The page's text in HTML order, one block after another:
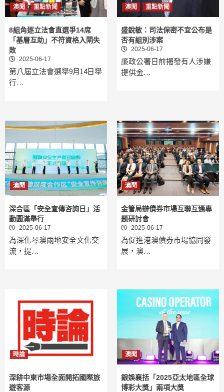
澳聞 重點新聞
8組角逐立法會直選爭14席
「基層互助」不符資格入閘失
敗
2025-06-17
第八屆立法會選舉9月14日舉
行…
澳聞 重點新聞
盛銳敏：司法保密不宜公布是
否有組別涉案
2025-06-17
廉政公署日前揭發有人涉嫌
提供金…
澳聞
深合區「安全宣傳咨詢日」活
動圓滿舉行
2025-06-17
為深化琴澳兩地安全文化交
流，提…
澳聞
金管局辦債券市場互聯互通專
題研討會
2025-06-17
為促進港澳債券市場協同發
展，澳…
時論
深耕中東市場全面開拓國際旅
遊客源
澳聞
銀娛襄括「2025亞太地區全球
博彩大獎」兩項大獎